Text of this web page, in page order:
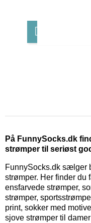

På FunnySocks.dk
strømper til seriøst
FunnySocks.dk sælger
strømper. Her finder du
ensfarvede strømper,
strømper,
print, sokker med
sjove strømper til